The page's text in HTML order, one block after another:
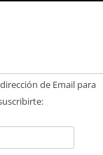
de Email para